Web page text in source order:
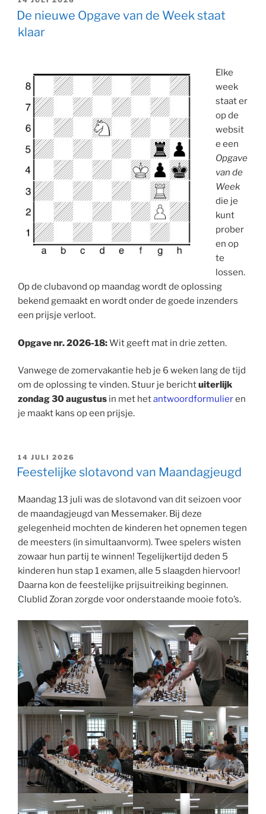
OP
De nieuwe Opgave van de Week staat
klaar
Elke
week
staat er
op de
websit
e een
Opgave
van de
Week
die je
kunt
prober
en op
te
lossen.
Op de clubavond op maandag wordt de oplossing
bekend gemaakt en wordt onder de goede inzenders
een prijsje verloot.
Opgave nr. 2026-18:Wit geeft mat in drie zetten.
Vanwege de zomervakantie heb je 6 weken lang de tijd
om de oplossing te vinden. Stuur je berichtuiterlijk
zondag 30 augustus in met hetantwoordformulieren
je maakt kans op een prijsje.
GEPLAATST
OP
14 JULI 2026
Feestelijke slotavond van Maandagjeugd
Maandag 13 juli was de slotavond van dit seizoen voor
de maandagjeugd van Messemaker. Bij deze
gelegenheid mochten de kinderen het opnemen tegen
de meesters (in simultaanvorm). Twee spelers wisten
zowaar hun partij te winnen! Tegelijkertijd deden 5
kinderen hun stap 1 examen, alle 5 slaagden hiervoor!
Daarna kon de feestelijke prijsuitreiking beginnen.
Clublid Zoran zorgde voor onderstaande mooie foto’s.